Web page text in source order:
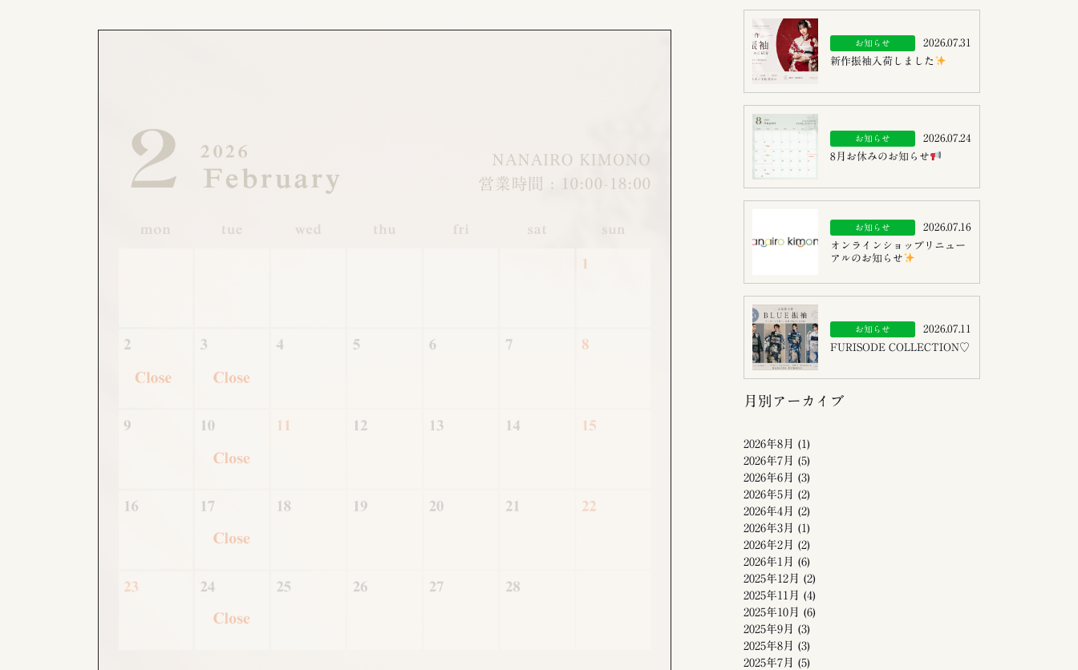
お知らせ
2026.07.31
新作振袖入荷しました
お知らせ
2026.07.24
8月お休みのお知らせ
お知らせ
2026.07.16
オンラインショップリニュー
アルのお知らせ
お知らせ
2026.07.11
FURISODE COLLECTION♡
月別アーカイブ
2026年8月 (1)
2026年7月 (5)
2026年6月 (3)
2026年5月 (2)
2026年4月 (2)
2026年3月 (1)
2026年2月 (2)
2026年1月 (6)
2025年12月 (2)
2025年11月 (4)
2025年10月 (6)
2025年9月 (3)
2025年8月 (3)
2025年7月 (5)